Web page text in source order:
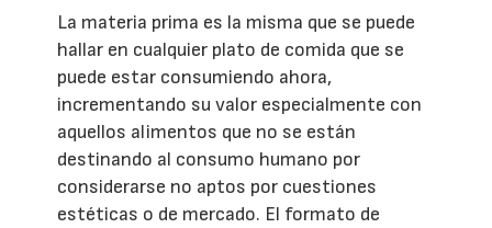
La materia prima es la misma que se puede
hallar en cualquier plato de comida que se
puede estar consumiendo ahora,
incrementando su valor especialmente con
aquellos alimentos que no se están
destinando al consumo humano por
considerarse no aptos por cuestiones
estéticas o de mercado. El formato de